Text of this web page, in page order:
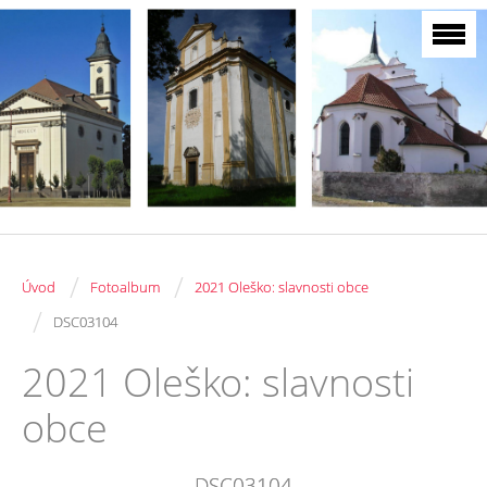
Úvod / Fotoalbum / 2021 Oleško: slavnosti obce
/ DSC03104
2021 Oleško: slavnosti
obce